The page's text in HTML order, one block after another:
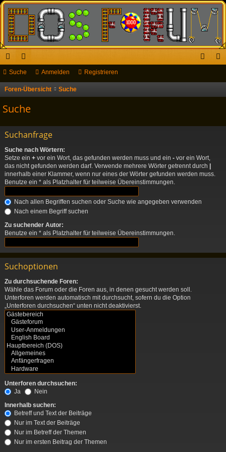
ch
ne
riff
or
en
Suche Anmelden Registrieren
Foren-Übersicht Suche
Suche
Suchanfrage
Suche nach Wörtern:
Setze ein + vor ein Wort, das gefunden werden muss und ein - vor ein Wort,
das nicht gefunden werden darf. Verwende mehrere Wörter getrennt durch
innerhalb einer Klammer, wenn nur eines der Wörter gefunden werden muss.
Benutze ein * als Platzhalter für teilweise Übereinstimmungen.
Nach allen Begriffen suchen oder Suche wie angegeben verwenden
Nach einem Begriff suchen
Zu suchender Autor:
Benutze ein * als Platzhalter für teilweise Übereinstimmungen.
Suchoptionen
Zu durchsuchende Foren:
Wähle das Forum oder die Foren aus, in denen gesucht werden soll.
Unterforen werden automatisch mit durchsucht, sofern du die Option
„Unterforen durchsuchen“ unten nicht deaktivierst.
Unterforen durchsuchen:
Ja
Nein
Innerhalb suchen:
Betreff und Text der Beiträge
Nur im Text der Beiträge
Nur im Betreff der Themen
Nur im ersten Beitrag der Themen